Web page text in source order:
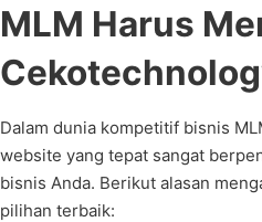
MLM Harus
Dalam dunia kompetitif bisnis
website yang tepat sangat
bisnis Anda. Berikut alasan
pilihan terbaik: